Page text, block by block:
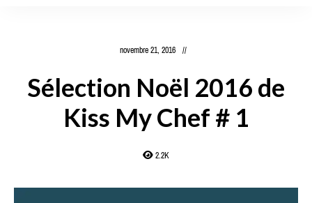
novembre 21, 2016
Sélection Noël 2016 de
Kiss My Chef # 1
2.2K